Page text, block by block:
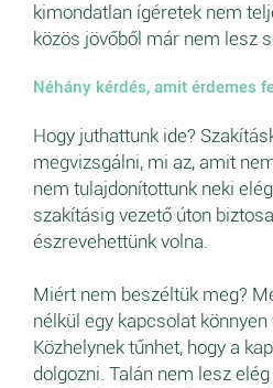
kimondatlan ígéretek nem
közös jövőből már nem lesz
Néhány kérdés, amit érdemes
Hogy juthattunk ide?
megvizsgálni, mi az, amit
nem tulajdonítottunk neki
szakításig vezető úton
észrevehettünk volna.
Miért nem beszéltük meg?
nélkül egy kapcsolat
Közhelynek tűnhet, hogy a
dolgozni. Talán nem lesz